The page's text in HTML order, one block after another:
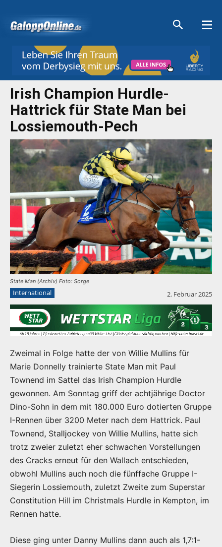
Irish Champion Hurdle-
Hattrick für State Man bei
Lossiemouth-Pech
State Man (Archiv) Foto: Sorge
International 2. Februar 2025
Zweimal in Folge hatte der von Willie Mullins für
Marie Donnelly trainierte State Man mit Paul
Townend im Sattel das Irish Champion Hurdle
gewonnen. Am Sonntag griff der achtjährige Doctor
Dino-Sohn in dem mit 180.000 Euro dotierten Gruppe
I-Rennen über 3200 Meter nach dem Hattrick. Paul
Townend, Stalljockey von Willie Mullins, hatte sich
trotz zweier zuletzt eher schwachen Vorstellungen
des Cracks erneut für den Wallach entschieden,
obwohl Mullins auch noch die fünffache Gruppe I-
Siegerin Lossiemouth, zuletzt Zweite zum Superstar
Constitution Hill im Christmals Hurdle in Kempton, im
Rennen hatte.
Diese ging unter Danny Mullins dann auch als 1,7:1-